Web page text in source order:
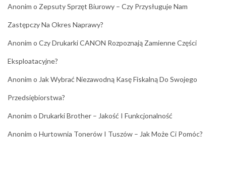
Anonim o Zepsuty Sprzęt Biurowy – Czy Przysługuje Nam
Zastępczy Na Okres Naprawy?
Anonim o Czy Drukarki CANON Rozpoznają Zamienne Części
Eksploatacyjne?
Anonim o Jak Wybrać Niezawodną Kasę Fiskalną Do Swojego
Przedsiębiorstwa?
Anonim o Drukarki Brother – Jakość I Funkcjonalność
Anonim o Hurtownia Tonerów I Tuszów – Jak Może Ci Pomóc?